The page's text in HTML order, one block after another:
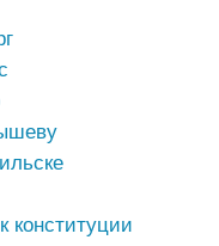
конституции